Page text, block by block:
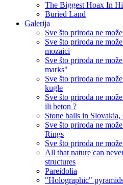
The Biggest Hoax In
Buried Land
Galerija
Sve što priroda ne
Sve što priroda ne
mozaici
Sve što priroda ne
marks"
Sve što priroda ne
kugle
Sve što priroda ne
ili beton ?
Stone balls in
Sve što priroda ne
Rings
Sve što priroda ne
All that nature can
structures
Pareidolia
"Holographic"